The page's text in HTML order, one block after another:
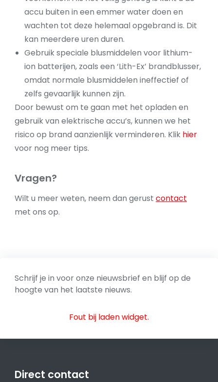
accu buiten in een emmer water doen en
wachten tot deze helemaal opgebrand is. Dit
kan meerdere uren duren.
Gebruik speciale blusmiddelen voor lithium-
ion batterijen, zoals een ‘Lith-Ex’ brandblusser,
omdat normale blusmiddelen ineffectief of
zelfs gevaarlijk kunnen zijn.
Door bewust om te gaan met het opladen en
gebruik van elektrische accu’s, kunnen we het
risico op brand aanzienlijk verminderen. Klik hier
voor nog meer tips.
Vragen?
Wilt u meer weten, neem dan gerust contact
met ons op.
Schrijf je in voor onze nieuwsbrief en blijf op de
hoogte van het laatste nieuws.
Fout bij laden widget.
Direct contact